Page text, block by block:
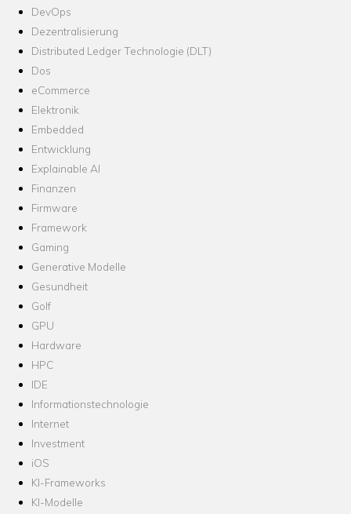
DevOps
Dezentralisierung
Distributed Ledger Technologie (DLT)
Dos
eCommerce
Elektronik
Embedded
Entwicklung
Explainable AI
Finanzen
Firmware
Framework
Gaming
Generative Modelle
Gesundheit
Golf
GPU
Hardware
HPC
IDE
Informationstechnologie
Internet
Investment
iOS
KI-Frameworks
KI-Modelle